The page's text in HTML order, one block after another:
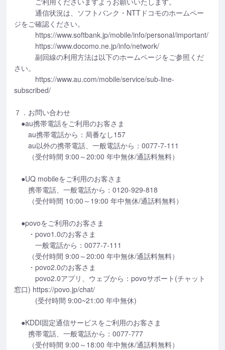
通信状況は、ソフトバンク・NTTドコモのホームペー
ジをご確認ください。
https://www.softbank.jp/mobile/info/personal/important/
https://www.docomo.ne.jp/info/network/
副回線の利用方法は以下のホームページをご参照くだ
さい。
https://www.au.com/mobile/service/sub-line-
subscribed/
７．お問い合わせ
●au携帯電話をご利用のお客さま
au携帯電話から：局番なし157
au以外の携帯電話、一般電話から：0077-7-111
（受付時間 9:00～20:00 年中無休/通話料無料）
●UQ mobileをご利用のお客さま
携帯電話、一般電話から：0120-929-818
（受付時間 10:00～19:00 年中無休/通話料無料）
●povoをご利用のお客さま
・povo1.0のお客さま
一般電話から：0077-7-111
（受付時間 9:00～20:00 年中無休/通話料無料）
・povo2.0のお客さま
povo2.0アプリ、ウェブから：povoサポート(チャット
窓口) https://povo.jp/chat/
(受付時間 9:00~21:00 年中無休)
●KDDI固定通信サービスをご利用のお客さま
携帯電話、一般電話から：0077-777
（受付時間 9:00～18:00 年中無休/通話料無料）